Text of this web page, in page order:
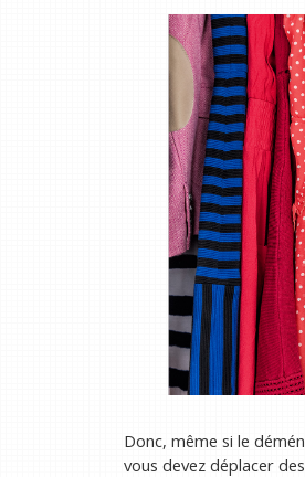
Donc, même si le
vous devez déplacer